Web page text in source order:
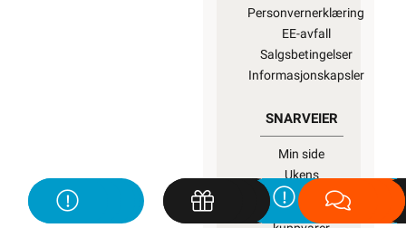
Personvernerklæring
EE-avfall
Salgsbetingelser
Informasjonskapsler
SNARVEIER
Min side
Ukens
kampanjer
Outlet med